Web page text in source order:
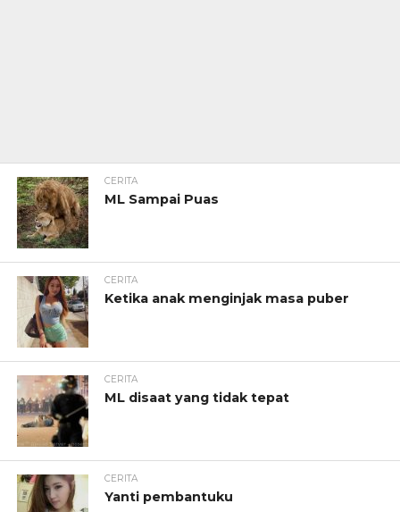
CERITA
ML Sampai Puas
CERITA
Ketika anak menginjak masa puber
CERITA
ML disaat yang tidak tepat
CERITA
Yanti pembantuku